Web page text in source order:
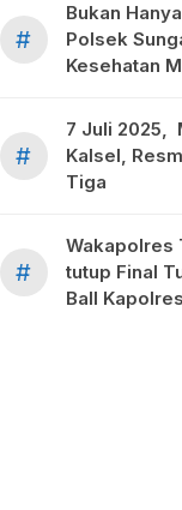
#
Bukan
Polsek
Kesehatan
#
7 Juli 2025,
Kalsel,
Tiga
#
Wakapolres
tutup Final
Ball